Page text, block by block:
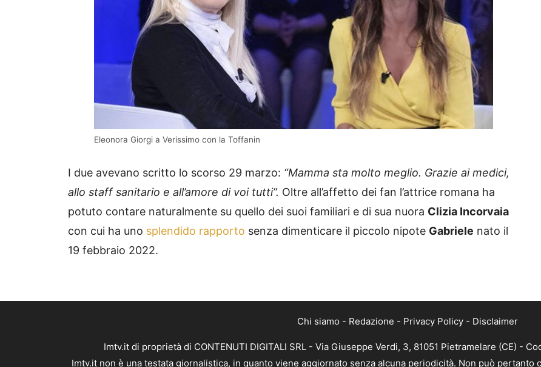
Eleonora Giorgi a Verissimo con la Toffanin
I due avevano scritto lo scorso 29 marzo: “Mamma sta molto meglio. Grazie ai medici,
allo staff sanitario e all’amore di voi tutti”. Oltre all’affetto dei fan l’attrice romana ha
potuto contare naturalmente su quello dei suoi familiari e di sua nuora Clizia Incorvaia
con cui ha uno splendido rapporto senza dimenticare il piccolo nipote Gabriele nato il
19 febbraio 2022.
Chi siamo - Redazione - Privacy Policy - Disclaimer
Imtv.it di proprietà di CONTENUTI DIGITALI SRL - Via Giuseppe Verdi, 3, 81051 Pietramelare (CE) -
Imtv.it non è una testata giornalistica, in quanto viene aggiornato senza alcuna periodicità. Non può